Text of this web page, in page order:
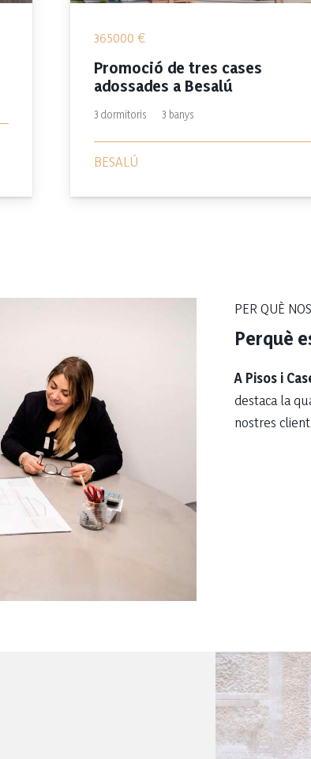
365000 €
Promoció de tres cases
adossades a Besalú
3 dormitoris 3 banys
BESALÚ
PER QUÈ
Perquè
A Pisos i
destaca la
nostres